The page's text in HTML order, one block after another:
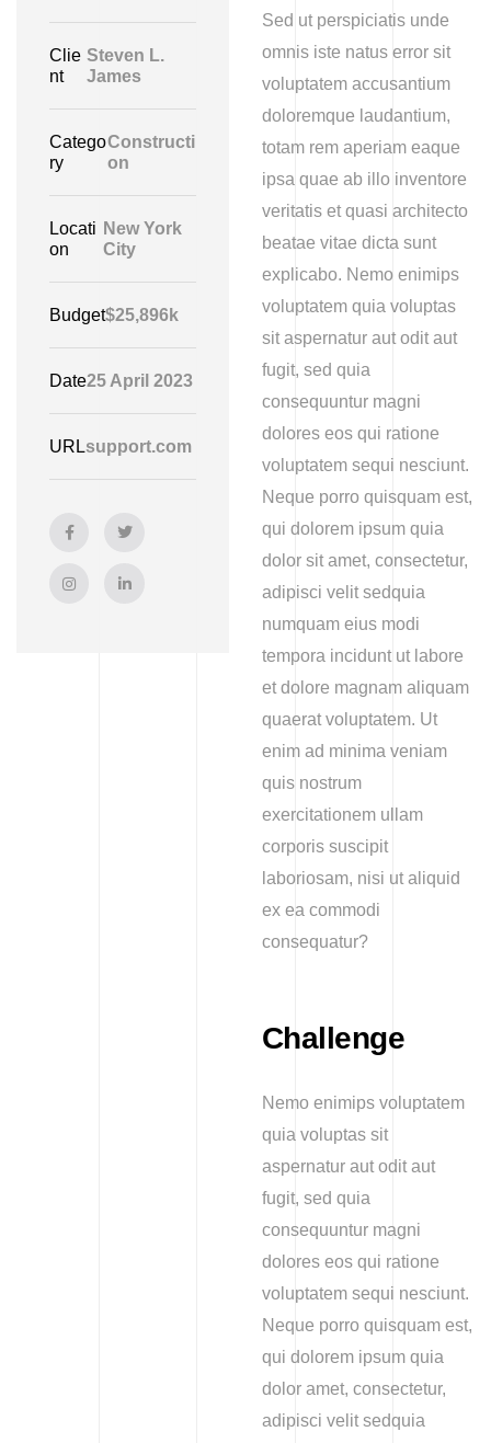
Clie
nt
Steven L.
James
Catego
ry
Constructi
on
Locati
on
New York
City
Budget$25,896k
Date25 April 2023
URLsupport.com
Sed ut perspiciatis unde
omnis iste natus error sit
voluptatem accusantium
doloremque laudantium,
totam rem aperiam eaque
ipsa quae ab illo inventore
veritatis et quasi architecto
beatae vitae dicta sunt
explicabo. Nemo enimips
voluptatem quia voluptas
sit aspernatur aut odit aut
fugit, sed quia
consequuntur magni
dolores eos qui ratione
voluptatem sequi nesciunt.
Neque porro quisquam est,
qui dolorem ipsum quia
dolor sit amet, consectetur,
adipisci velit sedquia
numquam eius modi
tempora incidunt ut labore
et dolore magnam aliquam
quaerat voluptatem. Ut
enim ad minima veniam
quis nostrum
exercitationem ullam
corporis suscipit
laboriosam, nisi ut aliquid
ex ea commodi
consequatur?
Challenge
Nemo enimips voluptatem
quia voluptas sit
aspernatur aut odit aut
fugit, sed quia
consequuntur magni
dolores eos qui ratione
voluptatem sequi nesciunt.
Neque porro quisquam est,
qui dolorem ipsum quia
dolor amet, consectetur,
adipisci velit sedquia